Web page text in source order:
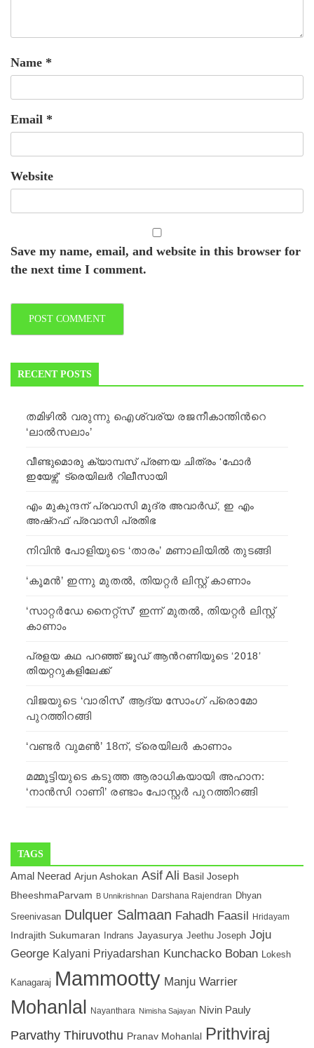
Name *
Email *
Website
Save my name, email, and website in this browser for
the next time I comment.
RECENT POSTS
തമിഴില്‍ വരുന്നു ഐശ്വര്യ രജനീകാന്തിന്‍റെ
‘ലാല്‍സലാം’
വീണ്ടുമൊരു ക്യാമ്പസ് പ്രണയ ചിത്രം ‘ഫോർ
ഇയേഴ്സ്’ ട്രെയിലര്‍ റിലീസായി
എം മുകുന്ദന് പ്രവാസി മുദ്ര അവാർഡ്, ഇ എം
അഷ്‌റഫ് പ്രവാസി പ്രതിഭ
നിവിന്‍ പോളിയുടെ ‘താരം’ മണാലിയില്‍ തുടങ്ങി
‘കൂമന്‍’ ഇന്നു മുതല്‍, തിയറ്റര്‍ ലിസ്റ്റ് കാണാം
‘സാറ്റര്‍ഡേ നൈറ്റ്സ്’ ഇന്ന് മുതല്‍, തിയറ്റര്‍ ലിസ്റ്റ്
കാണാം
പ്രളയ കഥ പറഞ്ഞ് ജൂഡ് ആന്‍റണിയുടെ ‘2018’
തിയറ്ററുകളിലേക്ക്
വിജയുടെ ‘വാരിസ്’ ആദ്യ സോംഗ് പ്രൊമോ
പുറത്തിറങ്ങി
‘വണ്ടര്‍ വുമണ്‍’ 18ന്, ട്രെയിലര്‍ കാണാം
മമ്മൂട്ടിയുടെ കടുത്ത ആരാധികയായി അഹാന:
‘നാന്‍സി റാണി’ രണ്ടാം പോസ്റ്റര്‍ പുറത്തിറങ്ങി
TAGS
Amal Neerad Arjun Ashokan Asif Ali Basil Joseph
BheeshmaParvam B Unnikrishnan Darshana Rajendran Dhyan
Sreenivasan Dulquer Salmaan Fahadh Faasil Hridayam
Indrajith Sukumaran Indrans Jayasurya Jeethu Joseph Joju
George Kalyani Priyadarshan Kunchacko Boban Lokesh
Kanagaraj Mammootty Manju Warrier
Mohanlal Nayanthara Nimisha Sajayan Nivin Pauly
Parvathy Thiruvothu Pranav Mohanlal Prithviraj